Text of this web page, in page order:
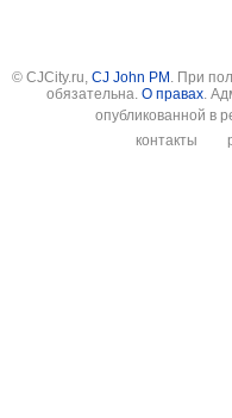
© CJCity.ru, CJ John PM . При
обязательна. О правах.
опубликованной в
контакты